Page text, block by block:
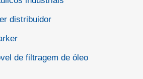
distribuidor
de filtragem de óleo